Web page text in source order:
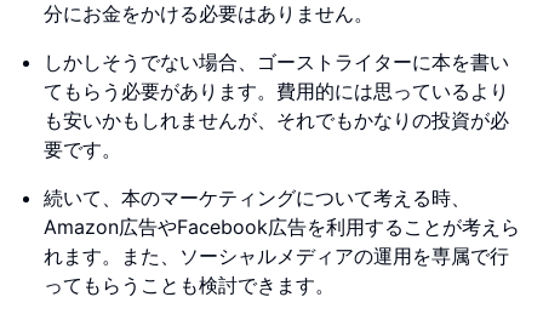
分にお金をかける必要はありません。
しかしそうでない場合、ゴーストライターに本を書い
てもらう必要があります。費用的には思っているより
も安いかもしれませんが、それでもかなりの投資が必
要です。
続いて、本のマーケティングについて考える時、
Amazon広告やFacebook広告を利用することが考えら
れます。また、ソーシャルメディアの運用を専属で行
ってもらうことも検討できます。